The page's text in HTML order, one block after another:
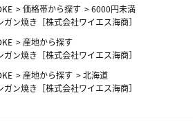
>価格帯から探す >6000円未満
ン焼き［株式会社ワイエス海商］
>産地から探す
ン焼き［株式会社ワイエス海商］
>産地から探す >北海道
ン焼き［株式会社ワイエス海商］